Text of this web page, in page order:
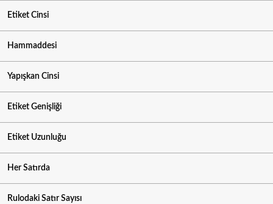
Etiket Cinsi
Hammaddesi
Yapışkan Cinsi
Etiket Genişliği
Etiket Uzunluğu
Her Satırda
Rulodaki Satır Sayısı